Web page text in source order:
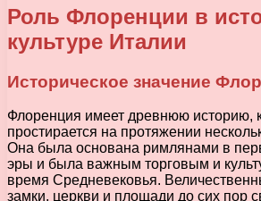
Роль Флоренции в
культуре Италии
Историческое значение
Флоренция имеет древнюю историю,
простирается на протяжении
Она была основана римлянами в
эры и была важным торговым и
время Средневековья.
замки, церкви и площади до сих пор